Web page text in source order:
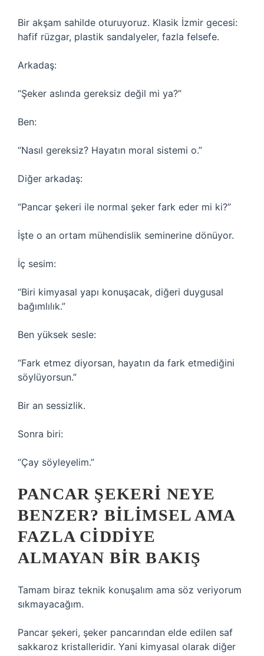
Bir akşam sahilde oturuyoruz. Klasik İzmir gecesi:
hafif rüzgar, plastik sandalyeler, fazla felsefe.
Arkadaş:
“Şeker aslında gereksiz değil mi ya?”
Ben:
“Nasıl gereksiz? Hayatın moral sistemi o.”
Diğer arkadaş:
“Pancar şekeri ile normal şeker fark eder mi ki?”
İşte o an ortam mühendislik seminerine dönüyor.
İç sesim:
“Biri kimyasal yapı konuşacak, diğeri duygusal
bağımlılık.”
Ben yüksek sesle:
“Fark etmez diyorsan, hayatın da fark etmediğini
söylüyorsun.”
Bir an sessizlik.
Sonra biri:
“Çay söyleyelim.”
PANCAR ŞEKERI NEYE
BENZER? BILIMSEL AMA
FAZLA CIDDIYE
ALMAYAN BIR BAKIŞ
Tamam biraz teknik konuşalım ama söz veriyorum
sıkmayacağım.
Pancar şekeri, şeker pancarından elde edilen saf
sakkaroz kristalleridir. Yani kimyasal olarak diğer